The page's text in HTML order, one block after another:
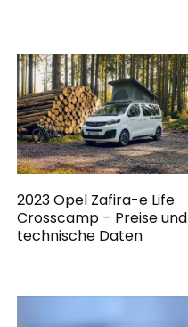
2023 Opel Zafira-e Life
Crosscamp – Preise und
technische Daten